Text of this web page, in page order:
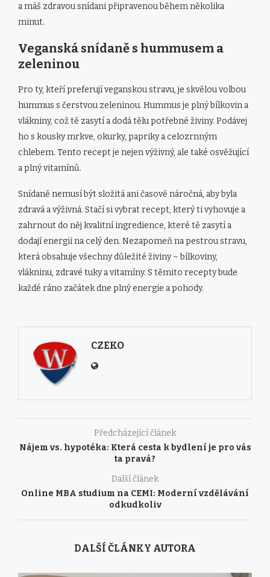
a máš zdravou snídani připravenou během několika
minut.
Veganská snídaně s hummusem a
zeleninou
Pro ty, kteří preferují veganskou stravu, je skvělou volbou
hummus s čerstvou zeleninou. Hummus je plný bílkovin a
vlákniny, což tě zasytí a dodá tělu potřebné živiny. Podávej
ho s kousky mrkve, okurky, papriky a celozrnným
chlebem. Tento recept je nejen výživný, ale také osvěžující
a plný vitamínů.
Snídaně nemusí být složitá ani časově náročná, aby byla
zdravá a výživná. Stačí si vybrat recept, který ti vyhovuje a
zahrnout do něj kvalitní ingredience, které tě zasytí a
dodají energii na celý den. Nezapomeň na pestrou stravu,
která obsahuje všechny důležité živiny – bílkoviny,
vlákninu, zdravé tuky a vitamíny. S těmito recepty bude
každé ráno začátek dne plný energie a pohody.
CZEKO
Předcházející článek
Nájem vs. hypotéka: Která cesta k bydlení je pro vás
ta pravá?
Další článek
Online MBA studium na CEMI: Moderní vzdělávání
odkudkoliv
DALŠÍ ČLÁNKY AUTORA